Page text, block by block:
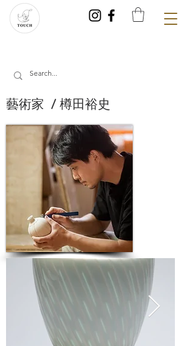
藝術家 / 樽田裕史